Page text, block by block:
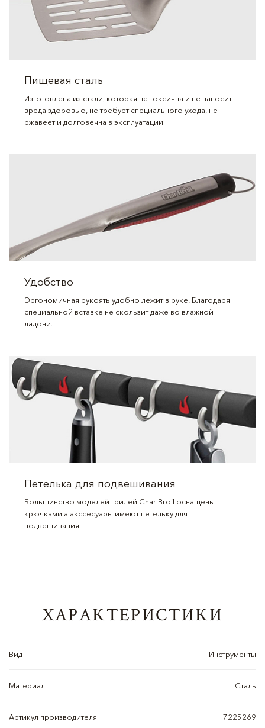
Пищевая сталь
Изготовлена из стали, которая не токсична и не наносит
вреда здоровью, не требует специального ухода, не
ржавеет и долговечна в эксплуатации
Удобство
Эргономичная рукоять удобно лежит в руке. Благодаря
специальной вставке не скользит даже во влажной
ладони.
Петелька для подвешивания
Большинство моделей грилей Char Broil оснащены
крючками а акссесуары имеют петельку для
подвешивания.
ХАРАКТЕРИСТИКИ
Вид Инструменты
Материал Сталь
Артикул производителя 7225269